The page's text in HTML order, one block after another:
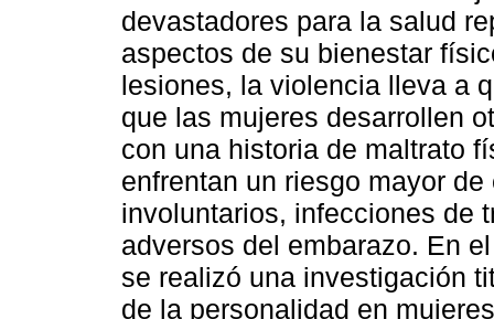
devastadores para la salud
aspectos de su bienestar
lesiones, la violencia lleva a
que las mujeres desarrollen
con una historia de maltrato
enfrentan un riesgo mayor
involuntarios, infecciones de
adversos del embarazo. En
se realizó una investigación
de la personalidad en